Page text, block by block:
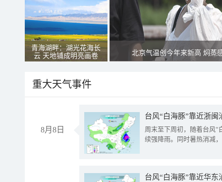
青海湖畔：湖光花海长
云 天地铺成明亮画卷
北京气温创今年来新高 焖蒸
重大天气事件
8月8日
台风“白海豚”靠近浙
周末至下周初，随着台风“
续强降雨。同时暑热消减
台风“白海豚”靠近华